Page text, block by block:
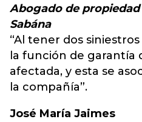
Abogado de
Sabána
“Al tener dos
la función de garantía
afectada, y esta se
la compañía”.
José María Jaimes